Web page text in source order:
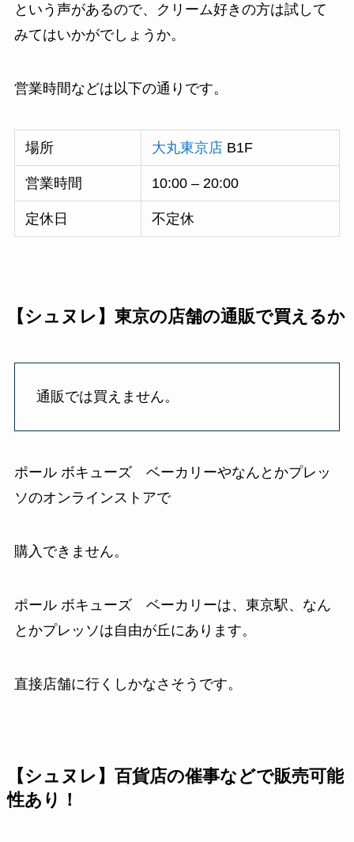
という声があるので、クリーム好きの方は試して
みてはいかがでしょうか。
営業時間などは以下の通りです。
場所 大丸東京店 B1F
営業時間 10:00 – 20:00
定休日 不定休
【シュヌレ】東京の店舗の通販で買えるか
通販では買えません。
ポール ボキューズ ベーカリーやなんとかプレッ
ソのオンラインストアで
購入できません。
ポール ボキューズ ベーカリーは、東京駅、なん
とかプレッソは自由が丘にあります。
直接店舗に行くしかなさそうです。
【シュヌレ】百貨店の催事などで販売可能
性あり！